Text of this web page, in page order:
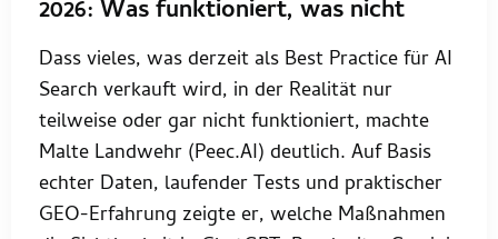
2026: Was funktioniert, was nicht
Dass vieles, was derzeit als Best Practice für AI
Search verkauft wird, in der Realität nur
teilweise oder gar nicht funktioniert, machte
Malte Landwehr (Peec.AI) deutlich. Auf Basis
echter Daten, laufender Tests und praktischer
GEO-Erfahrung zeigte er, welche Maßnahmen